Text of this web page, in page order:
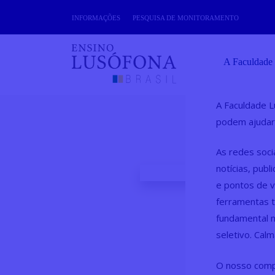
INFORMAÇÕES PESQUISA DE MONITORAMENTO
A Faculdade
A Faculdade
podem
As redes
notícias,
e pontos de
ferramentas
fundamental
seletivo.
O nosso